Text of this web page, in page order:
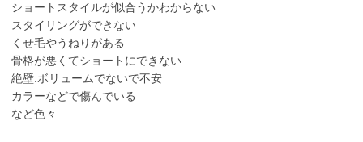
ショートスタイルが似合うかわからない
スタイリングができない
くせ毛やうねりがある
骨格が悪くてショートにできない
絶壁.ボリュームでないで不安
カラーなどで傷んでいる
など色々